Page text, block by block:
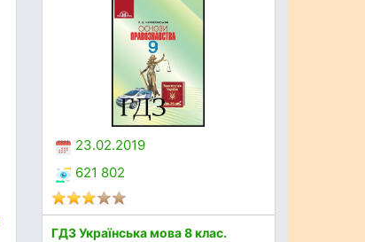
23.02.2019
621 802
ГДЗ Українська мова 8 клас.